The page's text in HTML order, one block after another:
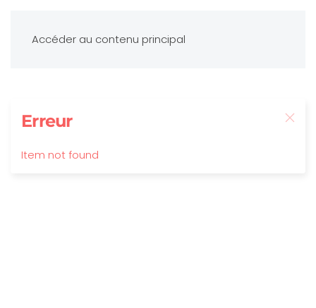
Accéder au contenu principal
Erreur
Item not found